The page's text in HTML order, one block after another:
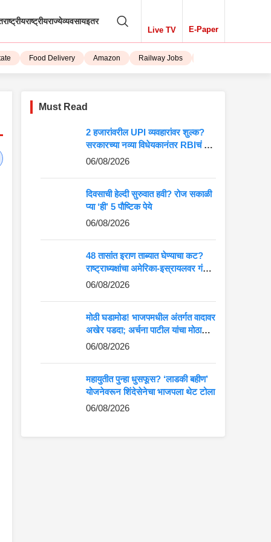
राष्ट्रीयराज्येव्यवसायइतर
Live TV E-Paper
Food Delivery Amazon Railway Jobs iPhone 15
Must Read
2 हजारांवरील UPI व्यवहारांवर शुल्क?
सरकारच्या नव्या विधेयकानंतर RBIचं मोठं
वक्तव्य
06/08/2026
दिवसाची हेल्दी सुरुवात हवी? रोज सकाळी
प्या ‘ही’ 5 पौष्टिक पेये
06/08/2026
48 तासांत इराण ताब्यात घेण्याचा कट?
राष्ट्राध्यक्षांचा अमेरिका-इस्रायलवर गंभीर
आरोप
06/08/2026
मोठी घडामोड! भाजपमधील अंतर्गत वादावर
अखेर पडदा; अर्चना पाटील यांचा मोठा
खुलासा
06/08/2026
महायुतीत पुन्हा धुसफूस? ‘लाडकी बहीण’
योजनेवरून शिंदेसेनेचा भाजपला थेट टोला
06/08/2026